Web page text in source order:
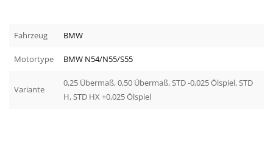
Fahrzeug BMW
Motortype BMW N54/N55/S55
Variante
0,25 Übermaß, 0,50 Übermaß, STD -0,025 Ölspiel, STD
H, STD HX +0,025 Ölspiel